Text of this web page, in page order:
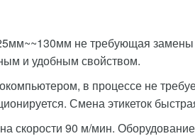
не требующая замены
и удобным свойством.
в процессе не
Смена этикеток
скорости 90 м/мин.